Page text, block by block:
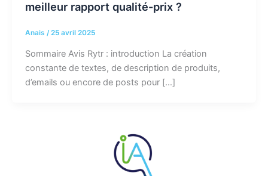
meilleur rapport qualité-prix ?
Anais /25 avril 2025
Sommaire Avis Rytr : introduction La création
constante de textes, de description de produits,
d’emails ou encore de posts pour […]